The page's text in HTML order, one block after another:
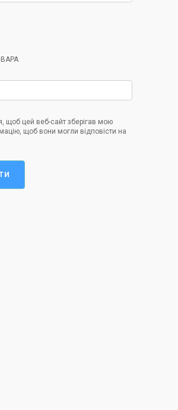
щоб цей веб-сайт зберігав мою
щоб вони могли відповісти на